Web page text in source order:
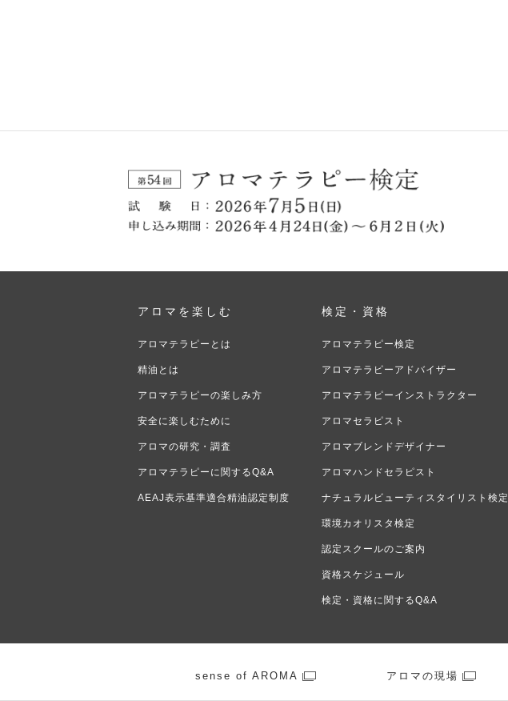
アロマを楽しむ
アロマテラピーとは
精油とは
アロマテラピーの楽しみ方
安全に楽しむために
アロマの研究・調査
アロマテラピーに関するQ&A
AEAJ表示基準適合精油認定制度
検定・資格
アロマテラピー検定
アロマテラピーアドバイザー
アロマテラピーインストラクター
アロマセラピスト
アロマブレンドデザイナー
アロマハンドセラピスト
ナチュラルビューティスタイリスト検定
環境カオリスタ検定
認定スクールのご案内
資格スケジュール
検定・資格に関するQ&A
sense of AROMA アロマの現場